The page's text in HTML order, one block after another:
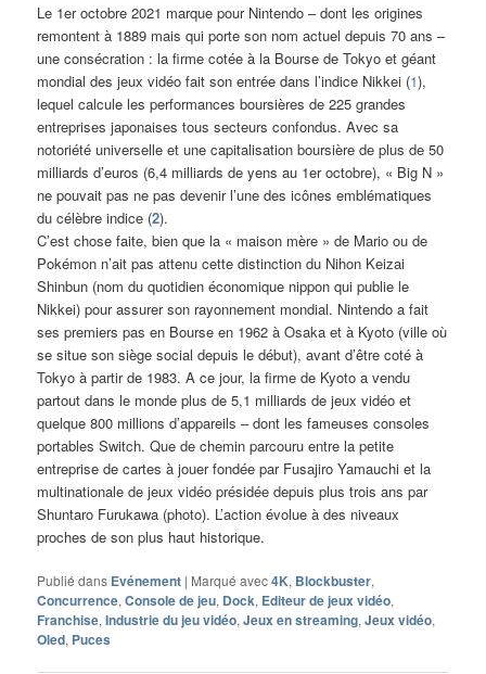
Le 1er octobre 2021 marque pour Nintendo – dont les origines
remontent à 1889 mais qui porte son nom actuel depuis 70 ans –
une consécration : la firme cotée à la Bourse de Tokyo et géant
mondial des jeux vidéo fait son entrée dans l’indice Nikkei (1),
lequel calcule les performances boursières de 225 grandes
entreprises japonaises tous secteurs confondus. Avec sa
notoriété universelle et une capitalisation boursière de plus de 50
milliards d’euros (6,4 milliards de yens au 1er octobre), « Big N »
ne pouvait pas ne pas devenir l’une des icônes emblématiques
du célèbre indice (2).
C’est chose faite, bien que la « maison mère » de Mario ou de
Pokémon n’ait pas attenu cette distinction du Nihon Keizai
Shinbun (nom du quotidien économique nippon qui publie le
Nikkei) pour assurer son rayonnement mondial. Nintendo a fait
ses premiers pas en Bourse en 1962 à Osaka et à Kyoto (ville où
se situe son siège social depuis le début), avant d’être coté à
Tokyo à partir de 1983. A ce jour, la firme de Kyoto a vendu
partout dans le monde plus de 5,1 milliards de jeux vidéo et
quelque 800 millions d’appareils – dont les fameuses consoles
portables Switch. Que de chemin parcouru entre la petite
entreprise de cartes à jouer fondée par Fusajiro Yamauchi et la
multinationale de jeux vidéo présidée depuis plus trois ans par
Shuntaro Furukawa (photo). L’action évolue à des niveaux
proches de son plus haut historique.
Publié dans Evénement | Marqué avec4K, Blockbuster,
Concurrence,Console de jeu, Dock, Editeur de jeux vidéo,
Franchise,Industrie du jeu vidéo,Jeux en streaming,Jeux vidéo,
Oled, Puces